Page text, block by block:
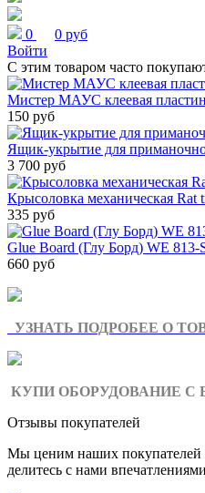
0
0 руб
Войти
С этим товаром часто
Мистер МАУС клеевая
150 руб
Ящик-укрытие для
3 700 руб
Крысоловка механическая Rat
335 руб
Glue Board (Глу Борд) WE 813-
660 руб
УЗНАТЬ ПОДРОБЕЕ О
КУПИ ОБОРУДОВАНИЕ С
Отзывы покупателей
Мы ценим наших покупателей
делитесь с нами